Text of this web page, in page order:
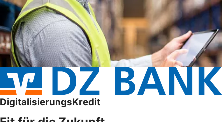
DigitalisierungsKredit